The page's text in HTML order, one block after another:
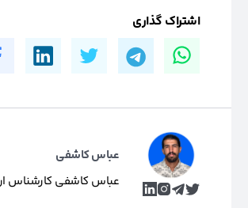
اشتراک گذاری
عباس کاشفی
عباس کاشفی کارشناس